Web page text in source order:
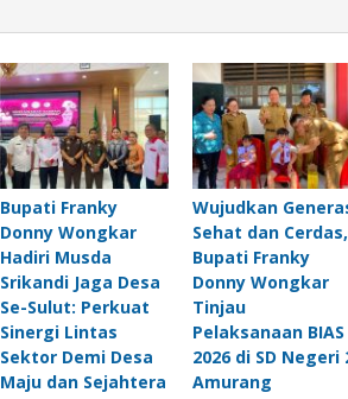
Bupati Franky
Donny Wongkar
Hadiri Musda
Srikandi Jaga Desa
Se-Sulut: Perkuat
Sinergi Lintas
Sektor Demi Desa
Maju dan Sejahtera
Wujudkan
Sehat dan Cerdas,
Bupati Franky
Donny Wongkar
Tinjau
Pelaksanaan BIAS
2026 di SD Negeri
Amurang